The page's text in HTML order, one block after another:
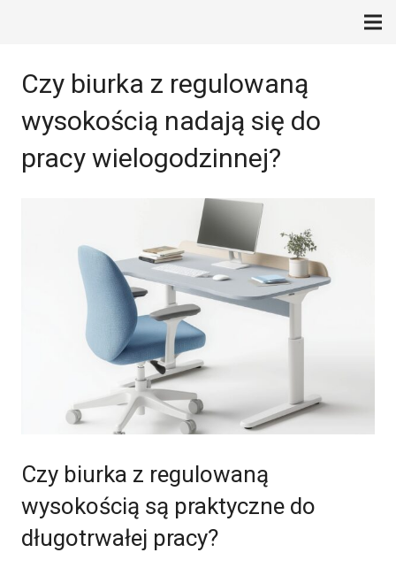
Czy biurka z regulowaną
wysokością nadają się do
pracy wielogodzinnej?
Czy biurka z regulowaną
wysokością są praktyczne do
długotrwałej pracy?